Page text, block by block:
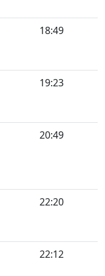
18:49
19:23
20:49
22:20
22:12